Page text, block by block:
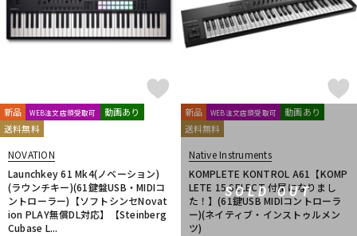
新品 WEB注文店頭受取可
動画あり
送料無料
NOVATION
Launchkey 61 Mk4(ノベーション)
(ラウンチキー)(61鍵盤USB・MIDIコ
ントローラー)【ソフトシンセNovat
ion PLAY無償DL対応】【Steinberg
Cubase L...
SOLD OUT
新品 WEB注文店頭受取可
動画あり
送料無料
Native Instruments
KOMPLETE KONTROL A61【KOMP
LETE 15 SELECT 付属になりまし
た！】(61鍵USB MIDIコントローラ
ー)(ネイティブ・インストゥルメン
ツ)